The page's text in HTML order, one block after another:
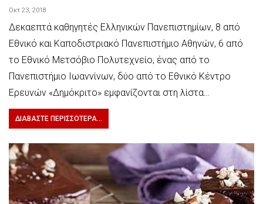
Οκτ 23, 2018
Δεκαεπτά καθηγητές Ελληνικών Πανεπιστημίων, 8 από
Εθνικό και Καποδιστριακό Πανεπιστήμιο Αθηνών, 6 από
το Εθνικό Μετσόβιο Πολυτεχνείο, ένας από το
Πανεπιστήμιο Ιωαννίνων, δύο από το Εθνικό Κέντρο
Ερευνών «Δημόκριτο» εμφανίζονται στη λίστα…
ΔΙΑΒΆΣΤΕ ΠΕΡΙΣΣΌΤΕΡΑ...